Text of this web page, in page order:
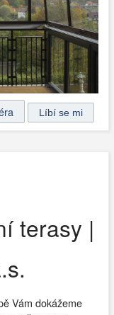
terasy |
Vám dokážeme